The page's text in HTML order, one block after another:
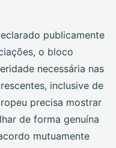
publicamente
o bloco
necessária nas
inclusive de
precisa mostrar
de forma genuína
mutuamente